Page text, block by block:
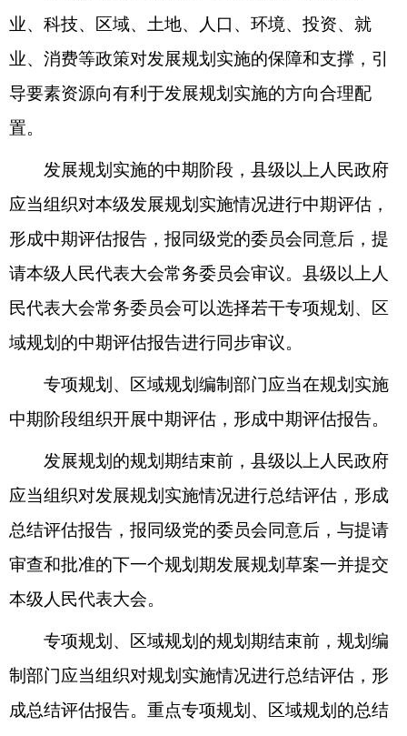
业、科技、区域、土地、人口、环境、投资、就
业、消费等政策对发展规划实施的保障和支撑，引
导要素资源向有利于发展规划实施的方向合理配
置。
发展规划实施的中期阶段，县级以上人民政府
应当组织对本级发展规划实施情况进行中期评估，
形成中期评估报告，报同级党的委员会同意后，提
请本级人民代表大会常务委员会审议。县级以上人
民代表大会常务委员会可以选择若干专项规划、区
域规划的中期评估报告进行同步审议。
专项规划、区域规划编制部门应当在规划实施
中期阶段组织开展中期评估，形成中期评估报告。
发展规划的规划期结束前，县级以上人民政府
应当组织对发展规划实施情况进行总结评估，形成
总结评估报告，报同级党的委员会同意后，与提请
审查和批准的下一个规划期发展规划草案一并提交
本级人民代表大会。
专项规划、区域规划的规划期结束前，规划编
制部门应当组织对规划实施情况进行总结评估，形
成总结评估报告。重点专项规划、区域规划的总结